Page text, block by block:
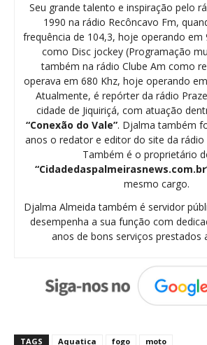
Seu grande talento e inspiração pelo
1990 na rádio Recôncavo Fm,
frequência de 104,3, hoje operando em
como Disc jockey (Programação
também na rádio Clube Am como
operava em 680 Khz, hoje operando
Atualmente, é repórter da rádio
cidade de Jiquiriçá, com atuação
“Conexão do Vale”. Djalma também
anos o redator e editor do site da rádio
Também é o proprietário
mesmo cargo.
Djalma Almeida também é servidor
desempenha a sua função com
anos de bons serviços prestados
TAGS Aquatica fogo moto